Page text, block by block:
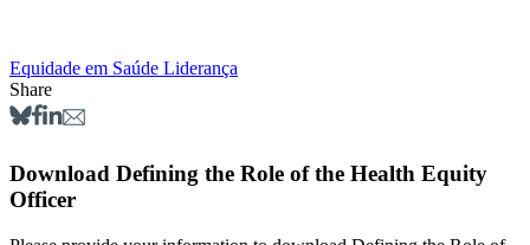
Equidade em Saúde Liderança
Share
Download Defining the Role of the Health Equity
Officer